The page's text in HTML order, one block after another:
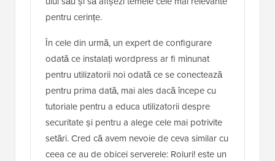
pentru cerințe.
În cele din urmă, un expert de configurare
odată ce instalați wordpress ar fi minunat
pentru utilizatorii noi odată ce se conectează
pentru prima dată, mai ales dacă începe cu
tutoriale pentru a educa utilizatorii despre
securitate și pentru a alege cele mai potrivite
setări. Cred că avem nevoie de ceva similar cu
ceea ce au de obicei serverele: Roluri! este un